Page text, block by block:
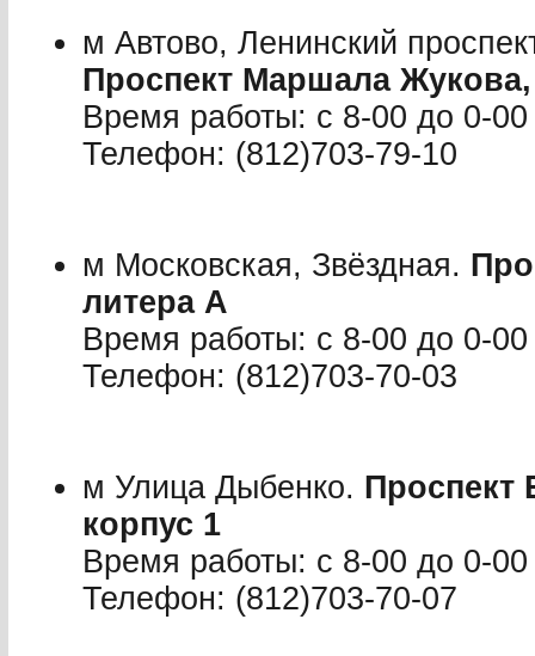
м Автово, Ленинский
Проспект Маршала
Время работы: с 8-00 до 0-00
Телефон: (812)703-79-10
м Московская, Звёздная.
литера А
Время работы: с 8-00 до 0-00
Телефон: (812)703-70-03
м Улица Дыбенко. Проспект
корпус 1
Время работы: с 8-00 до 0-00
Телефон: (812)703-70-07